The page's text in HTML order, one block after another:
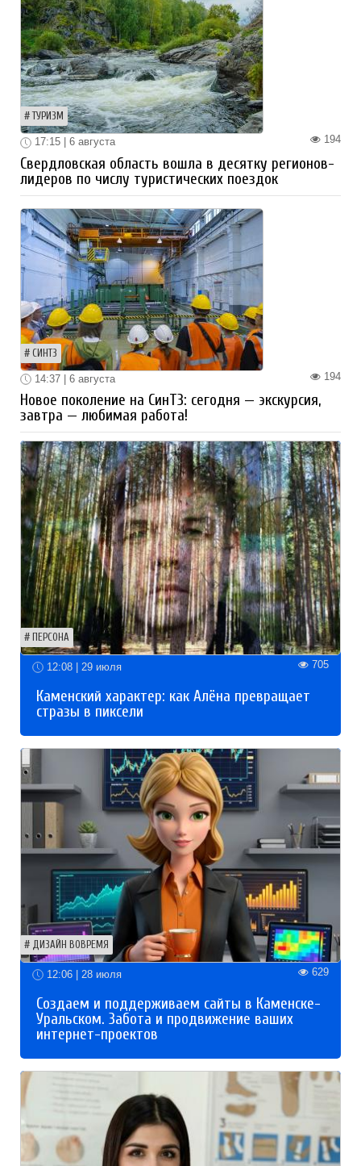
ТУРИЗМ
194
17:15 | 6 августа
Свердловская область вошла в десятку регионов-
лидеров по числу туристических поездок
СИНТЗ
194
14:37 | 6 августа
Новое поколение на СинТЗ: сегодня — экскурсия,
завтра — любимая работа!
ПЕРСОНА
12:08 | 29 июля 705
Каменский характер: как Алёна превращает
стразы в пиксели
ДИЗАЙН ВОВРЕМЯ
12:06 | 28 июля 629
Создаем и поддерживаем сайты в Каменске-
Уральском. Забота и продвижение ваших
интернет-проектов